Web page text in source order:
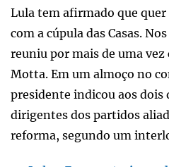
Lula tem afirmado que
com a cúpula das Casas.
reuniu por mais de uma vez
Motta. Em um almoço no
presidente indicou aos dois
dirigentes dos partidos
reforma, segundo um